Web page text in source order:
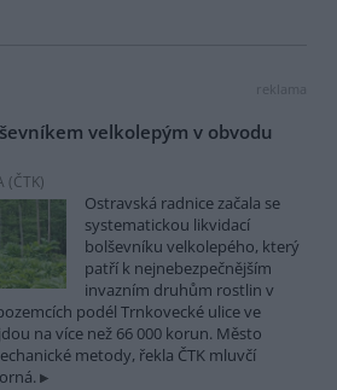
reklama
velkolepým v obvodu
(ČTK)
Ostravská radnice začala se
systematickou likvidací
bolševníku velkolepého, který
patří k nejnebezpečnějším
invazním druhům rostlin v
podél Trnkovecké ulice ve
na více než 66 000 korun. Město
metody, řekla ČTK mluvčí